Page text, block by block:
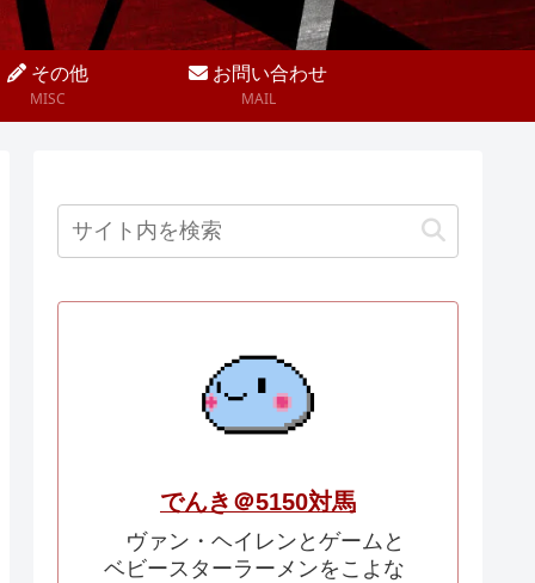
その他
MISC
お問い合わせ
MAIL
でんき＠5150対馬
ヴァン・ヘイレンとゲームと
ベビースターラーメンをこよな